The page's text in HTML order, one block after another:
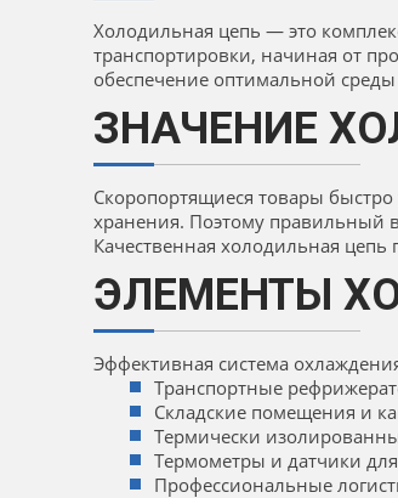
Холодильная цепь — это
транспортировки, начиная от
обеспечение оптимальной
ЗНАЧЕНИЕ
Скоропортящиеся товары
хранения. Поэтому правильный
Качественная холодильная цепь
ЭЛЕМЕНТЫ
Эффективная система
Транспортные
Складские помещения и
Термически
Термометры и датчики
Профессиональные